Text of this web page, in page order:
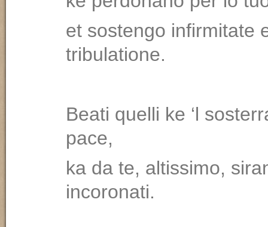
et sostengo infirmitate
tribulatione.
Beati quelli ke ‘l
pace,
ka da te, altissimo,
incoronati.